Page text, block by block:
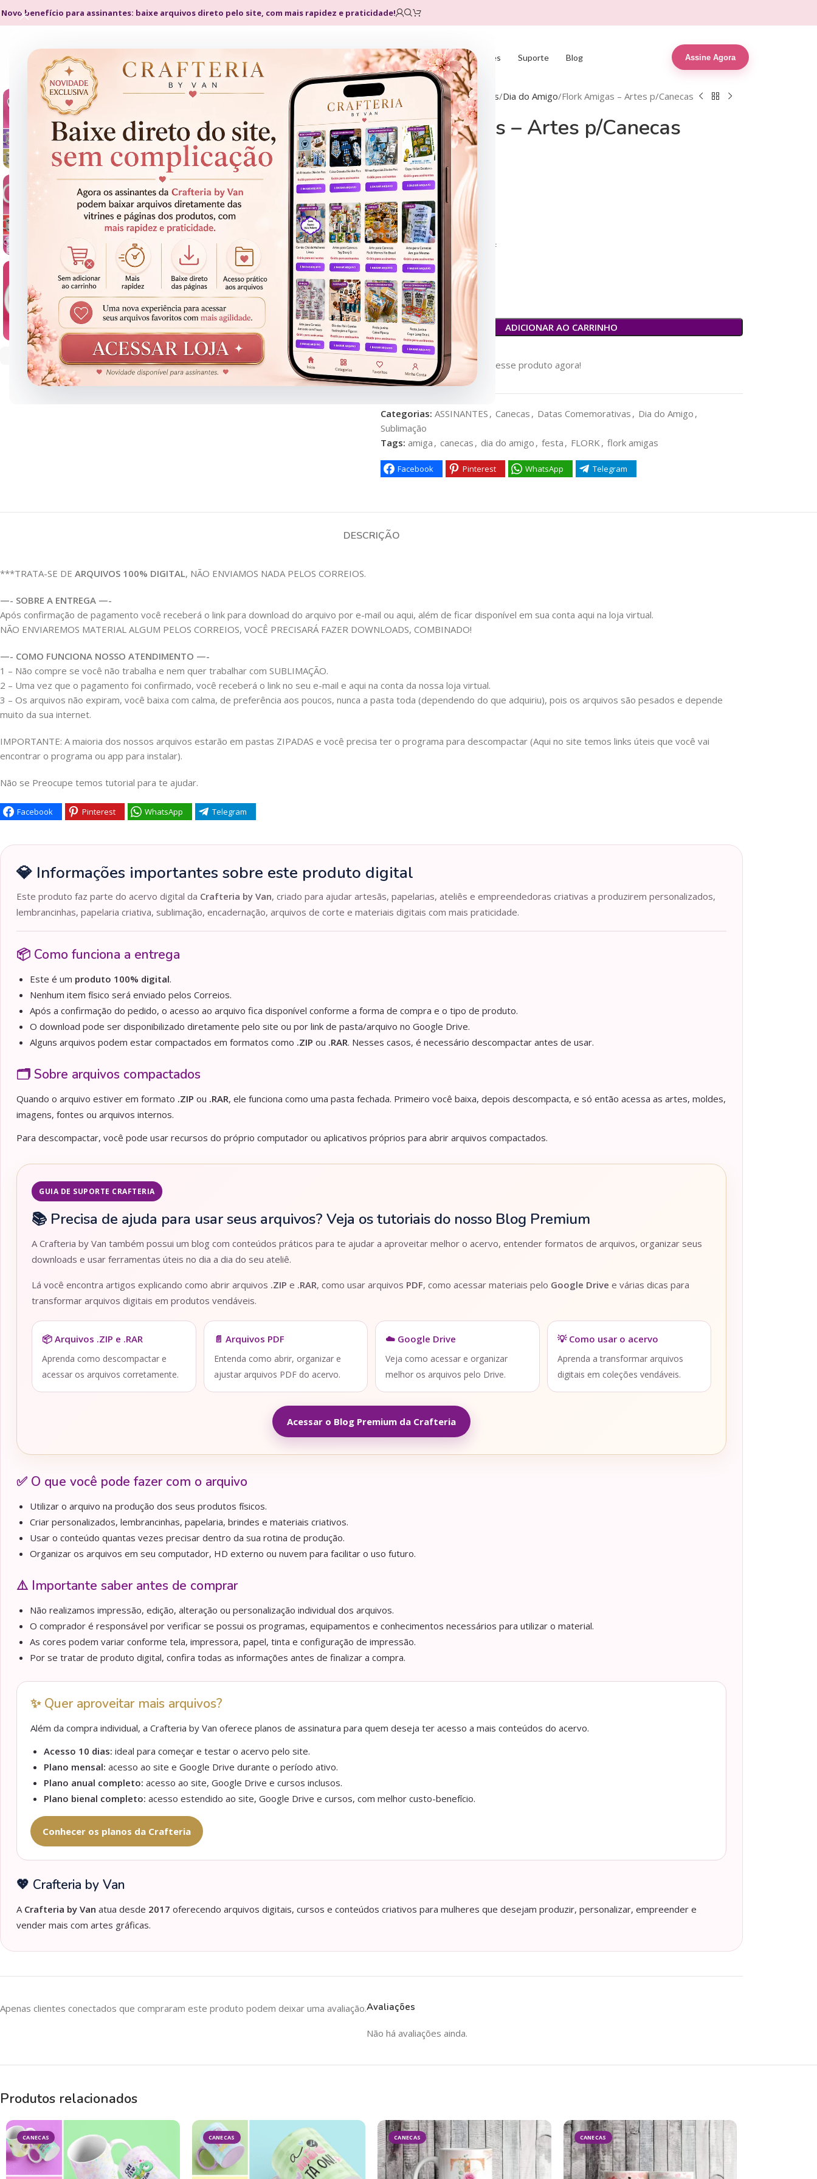
Novo benefício para assinantes: baixe arquivos direto pelo site, com mais rapidez e praticidade!
Home Loja Planos Atualizações Suporte Blog Assine Agora
Clique para ampliar
Início Datas Comemorativas Dia do Amigo Flork Amigas – Artes p/Canecas
Flork Amigas – Artes p/Canecas
R$4,90
18 artes em PNG
18 artes em PDF
Flork Elementos
Acompanha Fontes
Formato Digital: PNG | PDF
Resolução: 300dpi
ADICIONAR AO CARRINHO
124 Pessoas vendo esse produto agora!
Categorias: ASSINANTES , Canecas , Datas Comemorativas , Dia do Amigo ,
Sublimação
Tags: amiga , canecas , dia do amigo , festa , FLORK, flork amigas
Facebook Pinterest WhatsApp Telegram
DESCRIÇÃO
***TRATA-SE DE ARQUIVOS 100% DIGITAL, NÃO ENVIAMOS NADA PELOS CORREIOS.
—- SOBRE A ENTREGA —-
Após confirmação de pagamento você receberá o link para download do arquivo por e-mail ou aqui, além de ficar disponível em sua conta aqui na loja virtual.
NÃO ENVIAREMOS MATERIAL ALGUM PELOS CORREIOS, VOCÊ PRECISARÁ FAZER DOWNLOADS, COMBINADO!
—- COMO FUNCIONA NOSSO ATENDIMENTO —-
1 – Não compre se você não trabalha e nem quer trabalhar com SUBLIMAÇÃO.
2 – Uma vez que o pagamento foi confirmado, você receberá o link no seu e-mail e aqui na conta da nossa loja virtual.
3 – Os arquivos não expiram, você baixa com calma, de preferência aos poucos, nunca a pasta toda (dependendo do que adquiriu), pois os arquivos são pesados e depende
muito da sua internet.
IMPORTANTE: A maioria dos nossos arquivos estarão em pastas ZIPADAS e você precisa ter o programa para descompactar (Aqui no site temos links úteis que você vai
encontrar o programa ou app para instalar).
Não se Preocupe temos tutorial para te ajudar.
Facebook Pinterest WhatsApp Telegram
💎 Informações importantes sobre este produto digital
Este produto faz parte do acervo digital da Crafteria by Van, criado para ajudar artesãs, papelarias, ateliês e empreendedoras criativas a produzirem personalizados,
lembrancinhas, papelaria criativa, sublimação, encadernação, arquivos de corte e materiais digitais com mais praticidade.
📦 Como funciona a entrega
Este é um produto 100% digital.
Nenhum item físico será enviado pelos Correios.
Após a confirmação do pedido, o acesso ao arquivo fica disponível conforme a forma de compra e o tipo de produto.
O download pode ser disponibilizado diretamente pelo site ou por link de pasta/arquivo no Google Drive.
Alguns arquivos podem estar compactados em formatos como .ZIP ou .RAR. Nesses casos, é necessário descompactar antes de usar.
🗂️ Sobre arquivos compactados
Quando o arquivo estiver em formato .ZIP ou .RAR, ele funciona como uma pasta fechada. Primeiro você baixa, depois descompacta, e só então acessa as artes, moldes,
imagens, fontes ou arquivos internos.
Para descompactar, você pode usar recursos do próprio computador ou aplicativos próprios para abrir arquivos compactados.
GUIA DE SUPORTE CRAFTERIA
📚 Precisa de ajuda para usar seus arquivos? Veja os tutoriais do nosso Blog Premium
A Crafteria by Van também possui um blog com conteúdos práticos para te ajudar a aproveitar melhor o acervo, entender formatos de arquivos, organizar seus
downloads e usar ferramentas úteis no dia a dia do seu ateliê.
Lá você encontra artigos explicando como abrir arquivos .ZIP e .RAR, como usar arquivos PDF, como acessar materiais pelo Google Drive e várias dicas para
transformar arquivos digitais em produtos vendáveis.
📦 Arquivos .ZIP e .RAR
Aprenda como descompactar e
acessar os arquivos corretamente.
📄 Arquivos PDF
Entenda como abrir, organizar e
ajustar arquivos PDF do acervo.
☁️ Google Drive
Veja como acessar e organizar
melhor os arquivos pelo Drive.
💡 Como usar o acervo
Aprenda a transformar arquivos
digitais em coleções vendáveis.
Acessar o Blog Premium da Crafteria
✅ O que você pode fazer com o arquivo
Utilizar o arquivo na produção dos seus produtos físicos.
Criar personalizados, lembrancinhas, papelaria, brindes e materiais criativos.
Usar o conteúdo quantas vezes precisar dentro da sua rotina de produção.
Organizar os arquivos em seu computador, HD externo ou nuvem para facilitar o uso futuro.
⚠️ Importante saber antes de comprar
Não realizamos impressão, edição, alteração ou personalização individual dos arquivos.
O comprador é responsável por verificar se possui os programas, equipamentos e conhecimentos necessários para utilizar o material.
As cores podem variar conforme tela, impressora, papel, tinta e configuração de impressão.
Por se tratar de produto digital, confira todas as informações antes de finalizar a compra.
✨ Quer aproveitar mais arquivos?
Além da compra individual, a Crafteria by Van oferece planos de assinatura para quem deseja ter acesso a mais conteúdos do acervo.
Acesso 10 dias: ideal para começar e testar o acervo pelo site.
Plano mensal: acesso ao site e Google Drive durante o período ativo.
Plano anual completo: acesso ao site, Google Drive e cursos inclusos.
Plano bienal completo: acesso estendido ao site, Google Drive e cursos, com melhor custo-benefício.
Conhecer os planos da Crafteria
💖 Crafteria by Van
A Crafteria by Van atua desde 2017 oferecendo arquivos digitais, cursos e conteúdos criativos para mulheres que desejam produzir, personalizar, empreender e
vender mais com artes gráficas.
Avaliações
Não há avaliações ainda.
Apenas clientes conectados que compraram este produto podem deixar uma avaliação.
Produtos relacionados
CANECAS CANECAS CANECAS CANECAS